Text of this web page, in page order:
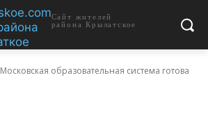
Сайт жителей
района Крылатское
Московская образовательная система готова